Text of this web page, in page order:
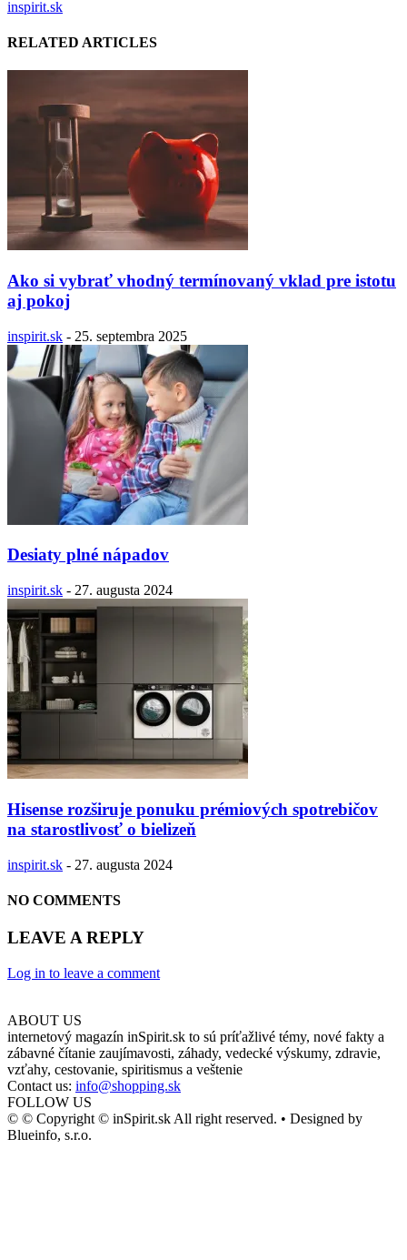
inspirit.sk
RELATED ARTICLES
Ako si vybrať vhodný termínovaný vklad pre istotu
aj pokoj
inspirit.sk - 25. septembra 2025
Desiaty plné nápadov
inspirit.sk - 27. augusta 2024
Hisense rozširuje ponuku prémiových spotrebičov
na starostlivosť o bielizeň
inspirit.sk - 27. augusta 2024
NO COMMENTS
LEAVE A REPLY
Log in to leave a comment
ABOUT US
internetový magazín inSpirit.sk to sú príťažlivé témy, nové fakty a
zábavné čítanie zaujímavosti, záhady, vedecké výskumy, zdravie,
vzťahy, cestovanie, spiritismus a veštenie
Contact us: info@shopping.sk
FOLLOW US
© © Copyright © inSpirit.sk All right reserved. • Designed by
Blueinfo, s.r.o.